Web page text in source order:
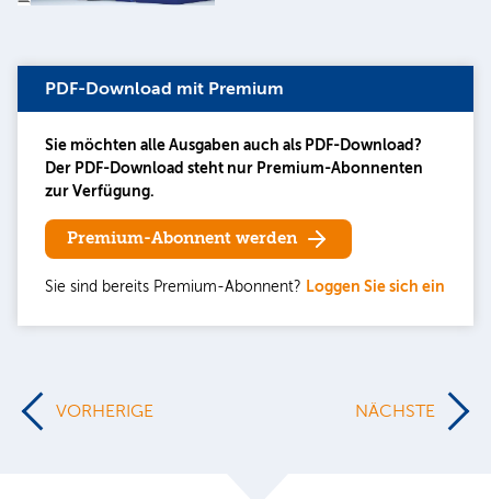
PDF-Download mit Premium
Sie möchten alle Ausgaben auch als PDF-Download?
Der PDF-Download steht nur Premium-Abonnenten
zur Verfügung.
Premium-Abonnent werden
Sie sind bereits Premium-Abonnent? Loggen Sie sich ein
VORHERIGE NÄCHSTE